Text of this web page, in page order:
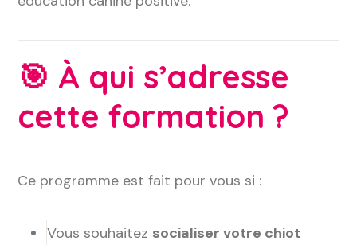
🎯 À qui s’adresse
cette formation ?
Ce programme est fait pour vous si :
Vous souhaitez socialiser votre chiot